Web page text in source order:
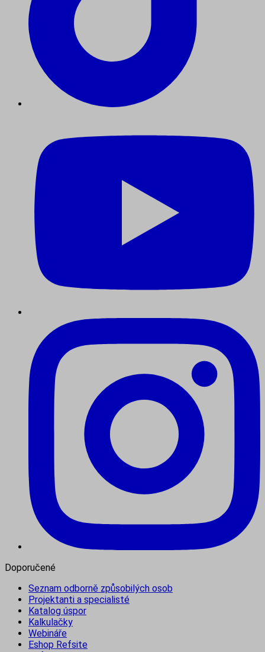
Doporučené
Seznam odborně způsobilých osob
Projektanti a specialisté
Katalog úspor
Kalkulačky
Webináře
Eshop Refsite